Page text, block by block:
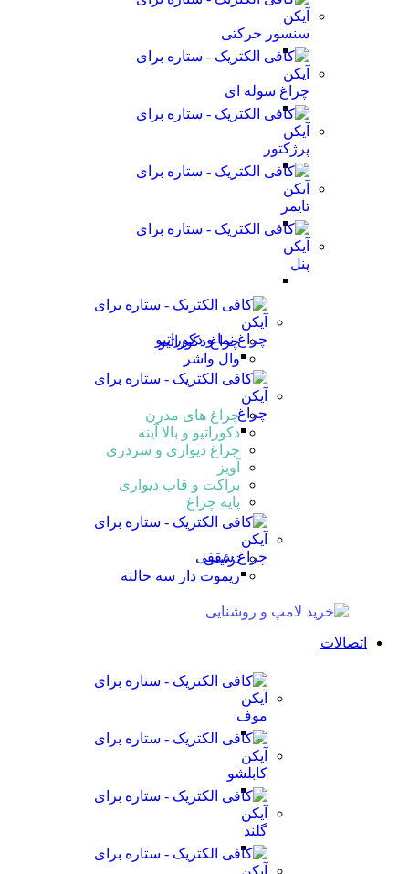
سنسور حرکتی
چراغ سوله ای
پرژکتور
تایمر
پنل
چراغ نما و دکوراتیو
چراغ دکوراتیو
وال واشر
چراغچراغ های مدرن
دکوراتیو و بالا آینه
چراغ دیواری و سردری
آویز
براکت و قاب دیواری
پایه چراغ
چراغ سقفی
تزئینی
ریموت دار سه حالته
اتصالات
موف
کابلشو
گلند